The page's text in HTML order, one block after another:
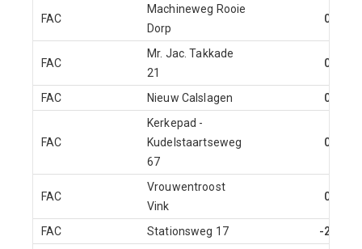
FAC
Machineweg Rooie
Dorp
0
FAC
Mr. Jac. Takkade
21
0
FAC Nieuw Calslagen 0
FAC
Kerkepad -
Kudelstaartseweg
67
0
FAC
Vrouwentroost
Vink
0
FAC Stationsweg 17
-2